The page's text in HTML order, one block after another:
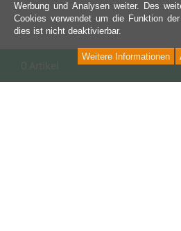
Werbung und Analysen weiter. Des
Cookies verwendet um die Funktion
dies ist nicht deaktivierbar.
Weitere Informationen